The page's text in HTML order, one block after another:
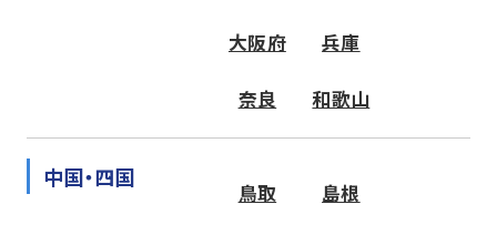
大阪府 兵庫
奈良 和歌山
中国・四国
鳥取 島根